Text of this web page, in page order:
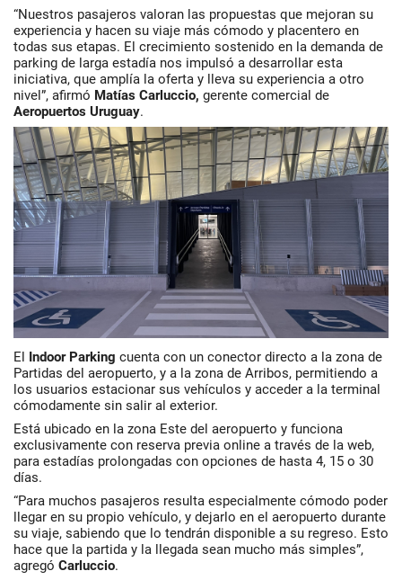
“Nuestros pasajeros valoran las propuestas que mejoran su
experiencia y hacen su viaje más cómodo y placentero en
todas sus etapas. El crecimiento sostenido en la demanda de
parking de larga estadía nos impulsó a desarrollar esta
iniciativa, que amplía la oferta y lleva su experiencia a otro
nivel”, afirmó Matías Carluccio, gerente comercial de
Aeropuertos Uruguay.
El Indoor Parking cuenta con un conector directo a la zona de
Partidas del aeropuerto, y a la zona de Arribos, permitiendo a
los usuarios estacionar sus vehículos y acceder a la terminal
cómodamente sin salir al exterior.
Está ubicado en la zona Este del aeropuerto y funciona
exclusivamente con reserva previa online a través de la web,
para estadías prolongadas con opciones de hasta 4, 15 o 30
días.
“Para muchos pasajeros resulta especialmente cómodo poder
llegar en su propio vehículo, y dejarlo en el aeropuerto durante
su viaje, sabiendo que lo tendrán disponible a su regreso. Esto
hace que la partida y la llegada sean mucho más simples”,
agregó Carluccio.